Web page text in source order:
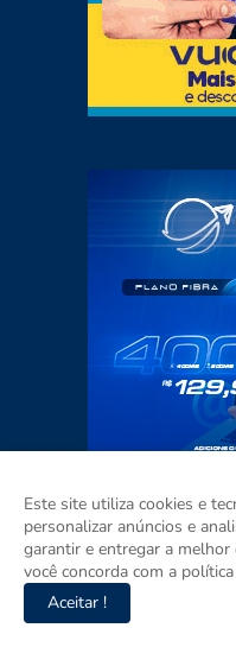
Este site utiliza cookies e
personalizar anúncios e
garantir e entregar a melhor
você concorda com a
Aceitar !